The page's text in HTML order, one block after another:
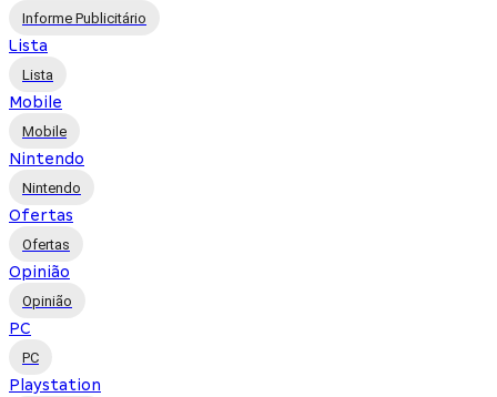
Informe Publicitário
Lista
Lista
Mobile
Mobile
Nintendo
Nintendo
Ofertas
Ofertas
Opinião
Opinião
PC
PC
Playstation